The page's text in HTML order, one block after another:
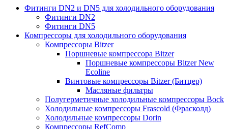
Фитинги DN2 и DN5 для холодильного оборудования
Фитинги DN2
Фитинги DN5
Компрессоры для холодильного оборудования
Компрессоры Bitzer
Поршневые компрессора Bitzer
Поршневые компрессоры Bitzer New
Ecoline
Винтовые компрессоры Bitzer (Битцер)
Масляные фильтры
Полугерметичные холодильные компрессоры Bock
Холодильные компрессоры Frascold (Фрасколд)
Холодильные компрессоры Dorin
Компрессоры RefComp